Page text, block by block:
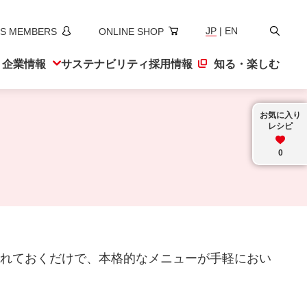
MEMBERS ONLINE SHOP JP | EN
検
企業情報 サステナビリティ採用情報 知る・楽しむ
お気に入り
レシピ
0
ておくだけで、本格的なメニューが手軽におい